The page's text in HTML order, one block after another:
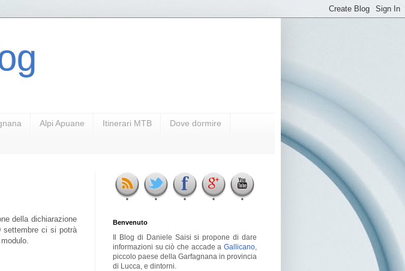
Alpi Apuane Itinerari MTB Dove dormire
della dichiarazione
settembre ci si potrà
Benvenuto
Il Blog di Daniele Saisi si propone di dare
informazioni su ciò che accade a Gallicano
piccolo paese della Garfagnana in provincia
di Lucca, e dintorni.